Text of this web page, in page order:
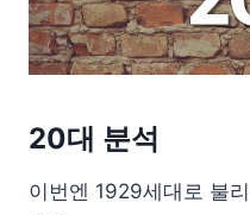
20대 분석
이번엔 1929세대로 불